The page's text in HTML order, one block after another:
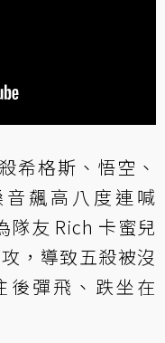
希格斯、悟空、
飆高八度連喊
隊友 Rich 卡蜜兒
，導致五殺被沒
後彈飛、跌坐在